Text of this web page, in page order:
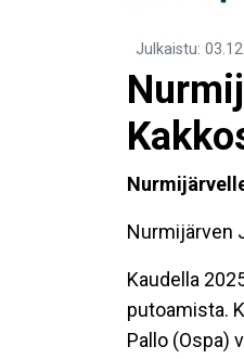
Julkaistu:
Nurmijärven
Kaudella
putoamista.
Pallo (Ospa)